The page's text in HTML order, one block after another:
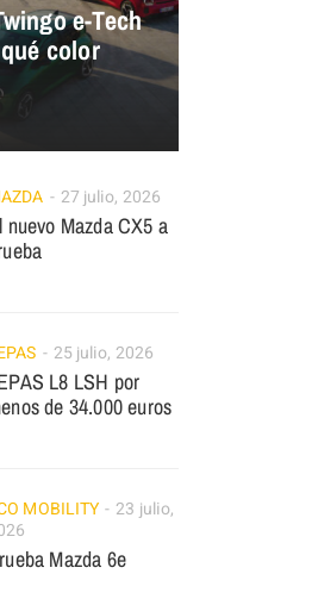
e-Tech
color
27 julio, 2026
nuevo Mazda CX5 a
25 julio, 2026
L8 LSH por
de 34.000 euros
MOBILITY
23 julio,
Mazda 6e